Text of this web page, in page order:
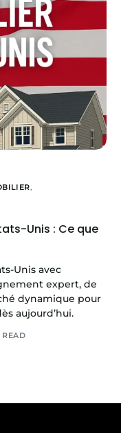
,
Unis : Ce que
Unis avec
expert, de
dynamique pour
aujourd’hui.